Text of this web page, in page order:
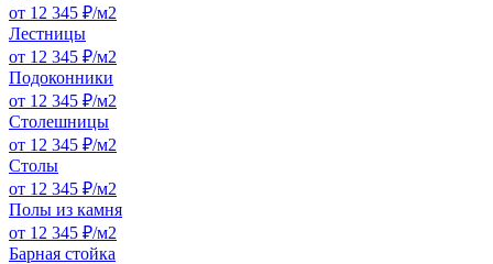
от 12 345 ₽/м2
Лестницы
от 12 345 ₽/м2
Подоконники
от 12 345 ₽/м2
Столешницы
от 12 345 ₽/м2
Столы
от 12 345 ₽/м2
Полы из камня
от 12 345 ₽/м2
Барная стойка